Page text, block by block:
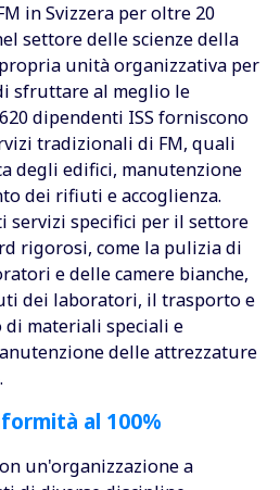
in Svizzera per oltre 20
settore delle scienze della
unità organizzativa per
sfruttare al meglio le
dipendenti ISS forniscono
tradizionali di FM, quali
degli edifici, manutenzione
dei rifiuti e accoglienza.
specifici per il settore
rigorosi, come la pulizia di
e delle camere bianche,
dei laboratori, il trasporto e
materiali speciali e
delle attrezzature
al 100%
un'organizzazione a